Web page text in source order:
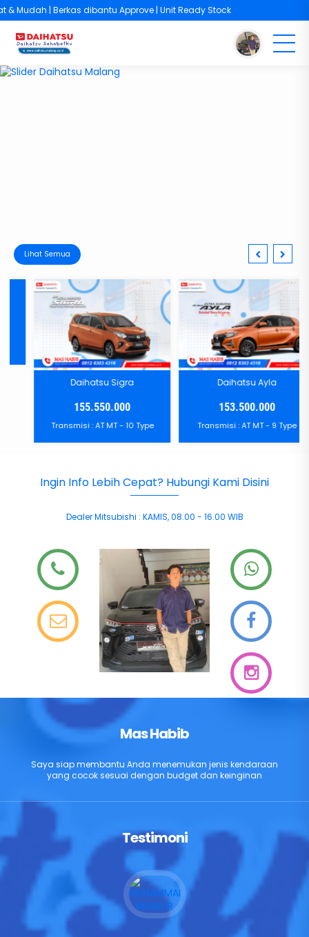
| Berkas dibantu Approve | Unit Ready Stock
Lihat Semua
Daihatsu Sigra
155.550.000
Transmisi :ATMT- 10 Type
Daihatsu Ayla
153.500.000
Transmisi :ATMT- 9 Type
Ingin Info Lebih Cepat? Hubungi Kami Disini
Dealer Mitsubishi : KAMIS,08.00 - 16.00 WIB
Mas Habib
Saya siap membantu Anda menemukan jenis kendaraan
yang cocok sesuai dengan budget dan keinginan
Testimoni